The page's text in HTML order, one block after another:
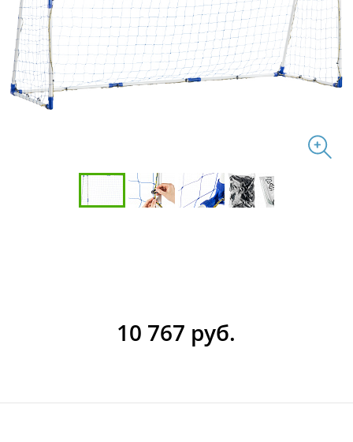
10 767 руб.